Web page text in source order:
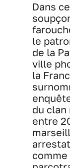
Dans
le
de la
ville
la
du clan
entre